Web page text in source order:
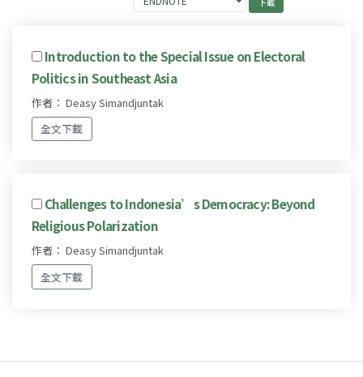
Introduction to the Special Issue on Electoral
Politics in Southeast Asia
作者： Deasy Simandjuntak
全文下載
Challenges to Indonesia’s Democracy: Beyond
Religious Polarization
作者： Deasy Simandjuntak
全文下載